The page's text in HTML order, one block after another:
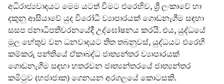
අධිරාජ්‍යවාදයට මෙම යටත් වීමට එරෙහිව, ශ්‍රී ලංකාවේ හා
දකුනු ආසියාවේ යුද විරෝධී ව්‍යාපාරයක් ගොඩනැගීම සඳහා
සසප ජනාධිපතිවරනයේදී උද්ඝෝෂනය කරයි. එය, යුද්ධයේ
මූල හේතුව වන ධනවාදයට තිත තබනුවස්, යුද්ධයට එරෙහි
කම්කරු පන්තියේ ඒකාබද්ධ ජාත්‍යන්තර ව්‍යාපාරයක්
ගොඩනැගීම සඳහා හතරවන ජාත්‍යන්තරයේ ජාත්‍යන්තර
කමිටුව (හජාජාක) ගෙනයන අරගලයේ කොටසකි.